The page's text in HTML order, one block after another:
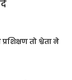
तो श्वेता ने